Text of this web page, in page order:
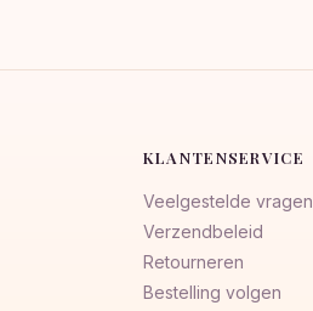
KLANTENSERVICE
Veelgestelde vragen
Verzendbeleid
Retourneren
Bestelling volgen